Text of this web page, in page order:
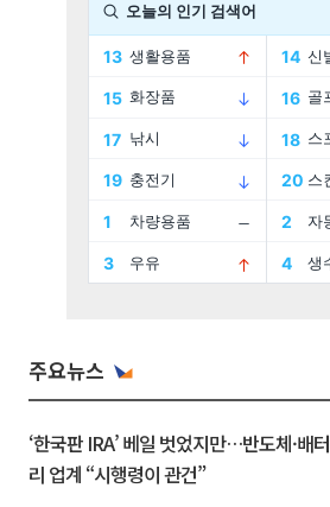
주요뉴스
‘한국판 IRA’ 베일 벗었지만…반도체·배터
리 업계 “시행령이 관건”